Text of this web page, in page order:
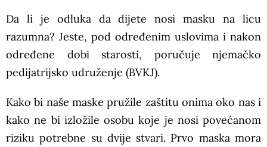
Da li je odluka da dijete nosi masku na licu
razumna? Jeste, pod određenim uslovima i nakon
određene dobi starosti, poručuje njemačko
pedijatrijsko udruženje (BVKJ).
Kako bi naše maske pružile zaštitu onima oko nas i
kako ne bi izložile osobu koje je nosi povećanom
riziku potrebne su dvije stvari. Prvo maska mora